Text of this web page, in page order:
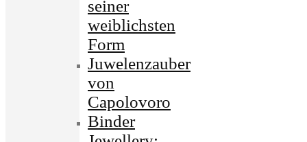
seiner
weiblichsten
Form
Juwelenzauber
von
Capolovoro
Binder